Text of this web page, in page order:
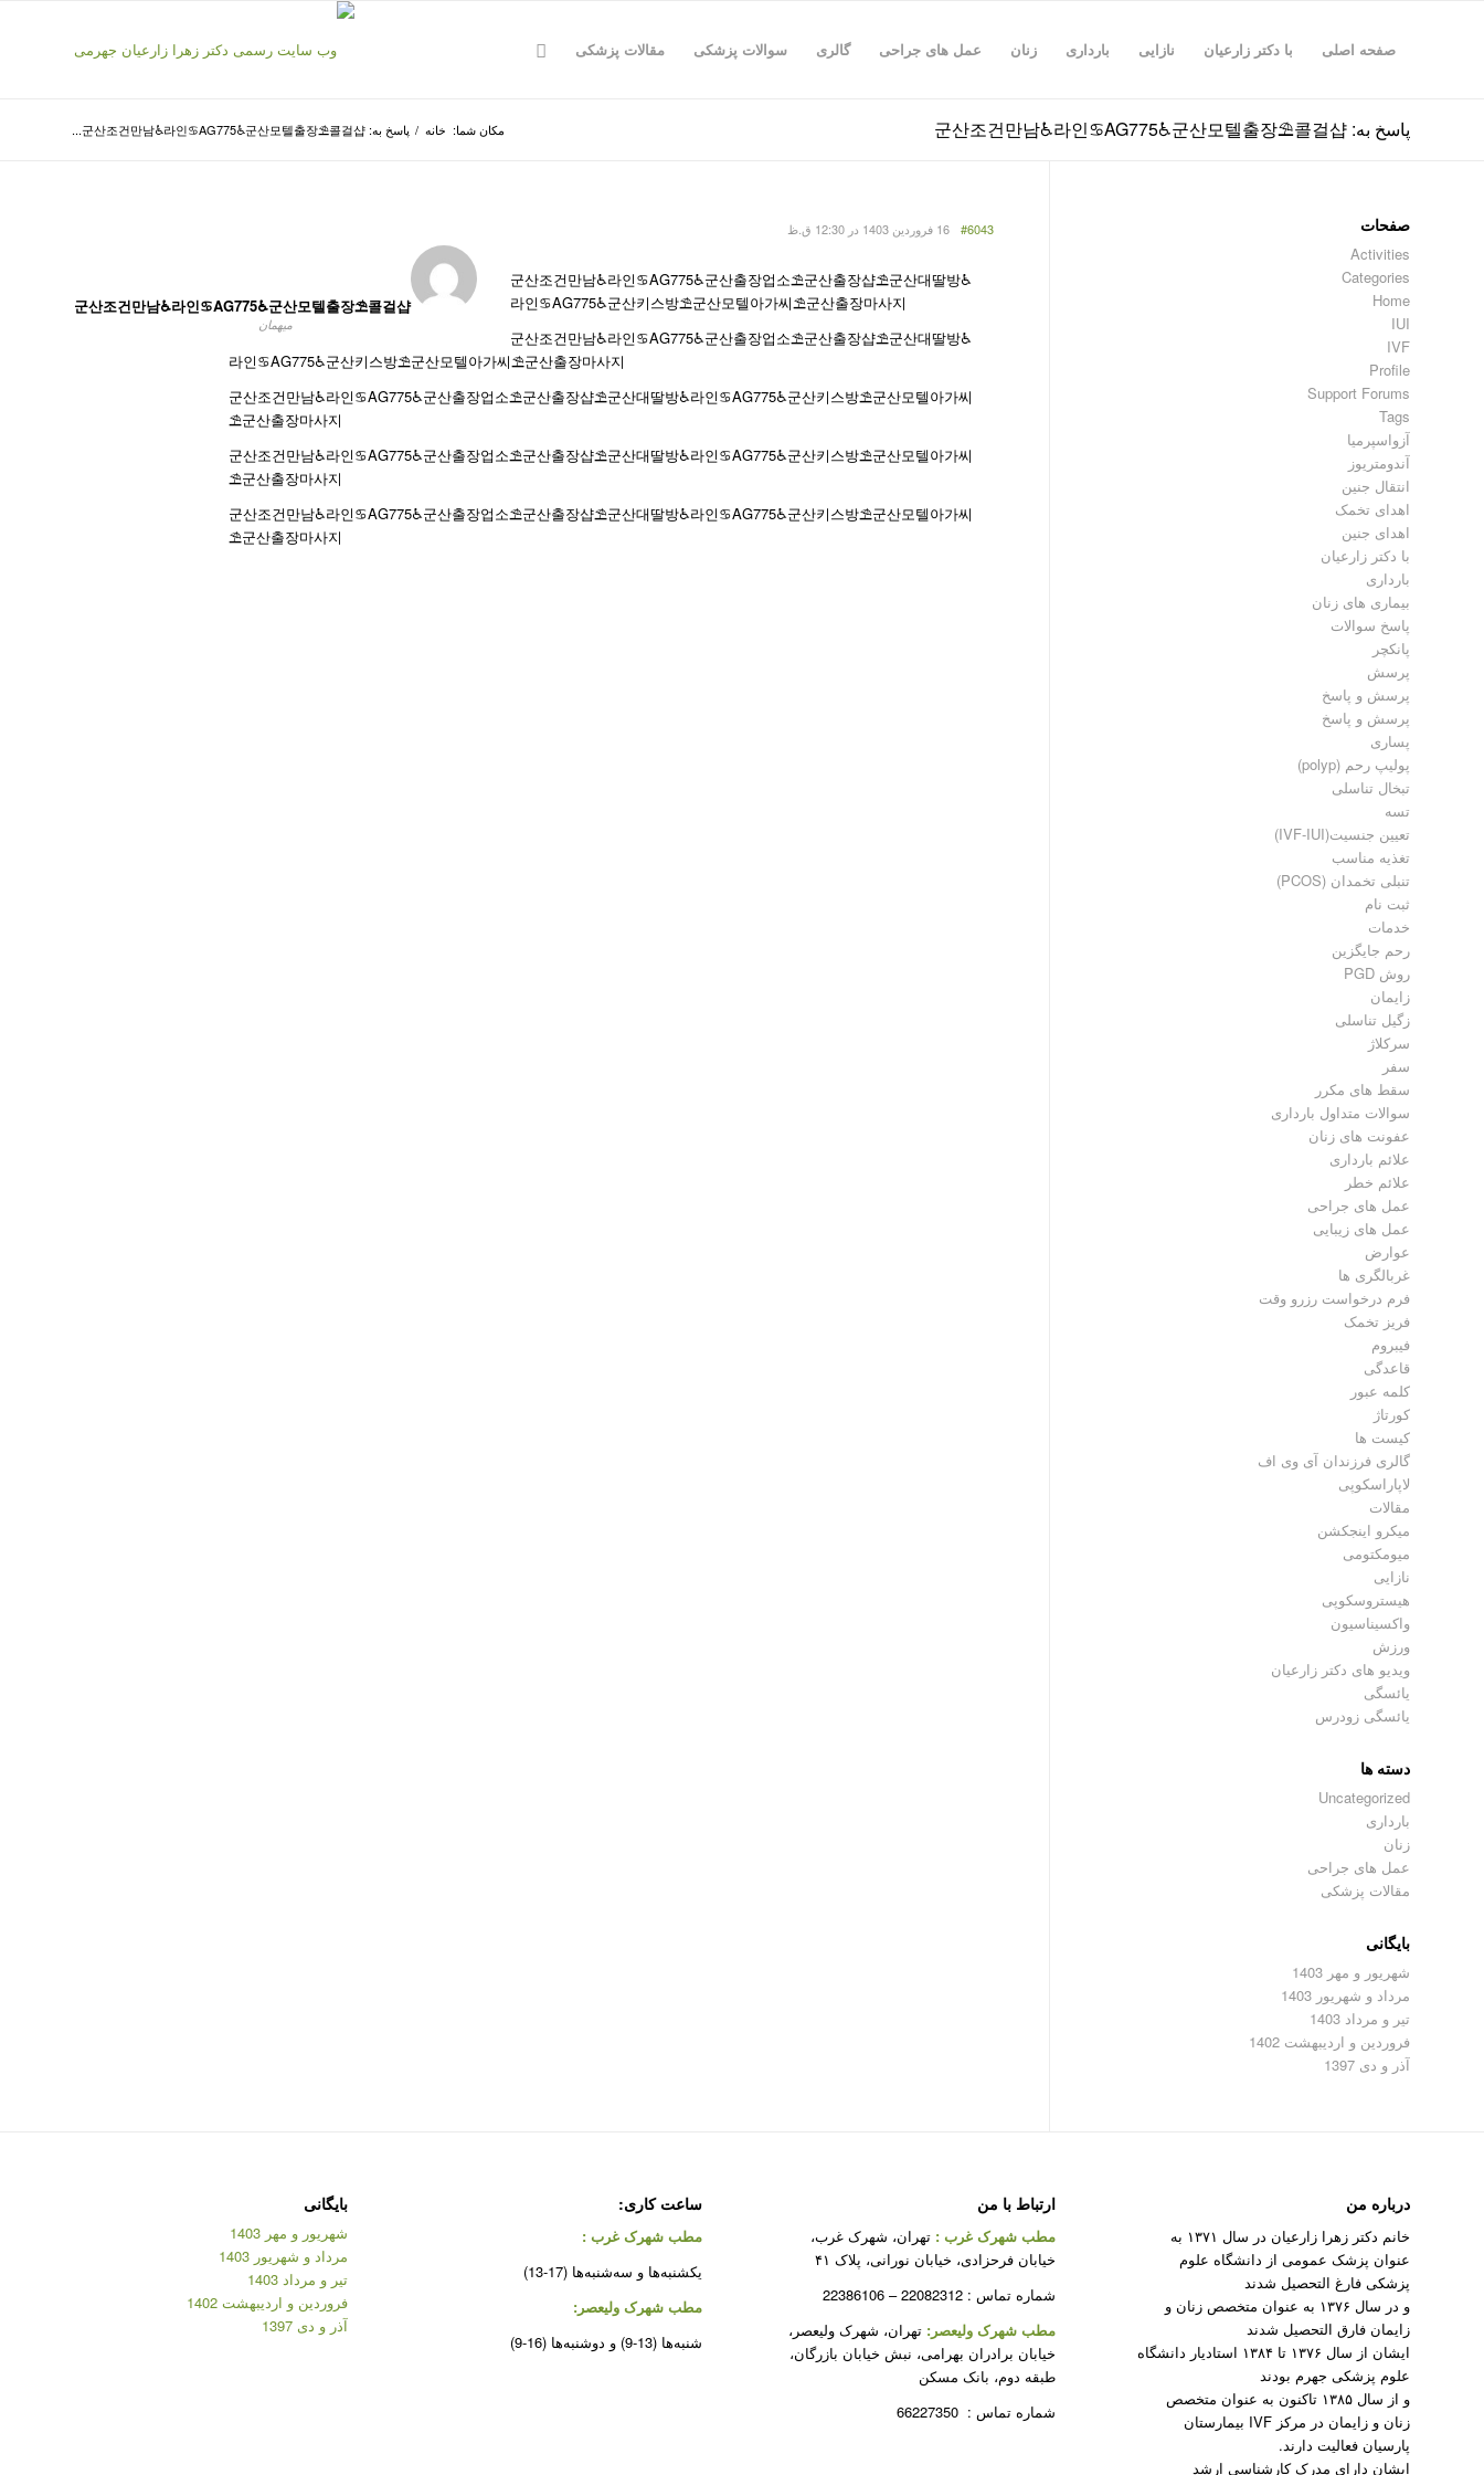
صفحه اصلی با دکتر زارعیان نازایی بارداری زنان عمل های جراحی گالری سوالات پزشکی مقالات پزشکی
پاسخ به: 군산조건만남♿라인♋AG775♿군산모텔출장⛱️콜걸샵 مکان شما: خانه / پاسخ به: 군산조건만남♿라인♋AG775♿군산모텔출장⛱️콜걸샵...
16 فروردین 1403 در 12:30 ق.ظ #6043
군산조건만남♿라인♋AG775♿군산모텔출장⛱️콜걸샵
میهمان
군산조건만남♿라인♋AG775♿군산출장업소⛱️군산출장샵⛱️군산대딸방♿
라인♋AG775♿군산키스방⛱️군산모텔아가씨⛱️군산출장마사지
군산조건만남♿라인♋AG775♿군산출장업소⛱️군산출장샵⛱️군산대딸방♿
라인♋AG775♿군산키스방⛱️군산모텔아가씨⛱️군산출장마사지
군산조건만남♿라인♋AG775♿군산출장업소⛱️군산출장샵⛱️군산대딸방♿라인♋AG775♿군산키스방⛱️군산모텔아가씨
⛱️군산출장마사지
군산조건만남♿라인♋AG775♿군산출장업소⛱️군산출장샵⛱️군산대딸방♿라인♋AG775♿군산키스방⛱️군산모텔아가씨
⛱️군산출장마사지
군산조건만남♿라인♋AG775♿군산출장업소⛱️군산출장샵⛱️군산대딸방♿라인♋AG775♿군산키스방⛱️군산모텔아가씨
⛱️군산출장마사지
صفحات
Activities
Categories
Home
IUI
IVF
Profile
Support Forums
Tags
آزواسپرمیا
آندومتریوز
انتقال جنین
اهدای تخمک
اهدای جنین
با دکتر زارعیان
بارداری
بیماری های زنان
پاسخ سوالات
پانکچر
پرسش
پرسش و پاسخ
پرسش و پاسخ
پساری
پولیپ رحم (polyp)
تبخال تناسلی
تسه
تعیین جنسیت(IVF-IUI)
تغذیه مناسب
تنبلی تخمدان (PCOS)
ثبت نام
خدمات
رحم جایگزین
روش PGD
زایمان
زگیل تناسلی
سرکلاژ
سفر
سقط های مکرر
سوالات متداول بارداری
عفونت های زنان
علائم بارداری
علائم خطر
عمل های جراحی
عمل های زیبایی
عوارض
غربالگری ها
فرم درخواست رزرو وقت
فریز تخمک
فیبروم
قاعدگی
کلمه عبور
کورتاژ
کیست ها
گالری فرزندان آی وی اف
لاپاراسکوپی
مقالات
میکرو اینجکشن
میومکتومی
نازایی
هیستروسکوپی
واکسیناسیون
ورزش
ویدیو های دکتر زارعیان
یائسگی
یائسگی زودرس
دسته ها
Uncategorized
بارداری
زنان
عمل های جراحی
مقالات پزشکی
بایگانی
شهریور و مهر 1403
مرداد و شهریور 1403
تیر و مرداد 1403
فروردین و اردیبهشت 1402
آذر و دی 1397
درباره من
خانم دکتر زهرا زارعیان در سال ۱۳۷۱ به
عنوان پزشک عمومی از دانشگاه علوم
پزشکی فارغ التحصیل شدند
و در سال ۱۳۷۶ به عنوان متخصص زنان و
زایمان فارق التحصیل شدند
ایشان از سال ۱۳۷۶ تا ۱۳۸۴ استادیار دانشگاه
علوم پزشکی جهرم بودند
و از سال ۱۳۸۵ تاکنون به عنوان متخصص
زنان و زایمان در مرکز IVF بیمارستان
پارسیان فعالیت دارند.
ایشان دارای مدرک کارشناسی ارشد
ارتباط با من
مطب شهرک غرب : تهران، شهرک غرب،
خیابان فرحزادی، خیابان نورانی، پلاک ۴۱
شماره تماس : 22082312 – 22386106
مطب شهرک ولیعصر: تهران، شهرک ولیعصر،
خیابان برادران بهرامی، نبش خیابان بازرگان،
طبقه دوم، بانک مسکن
شماره تماس : 66227350
ساعت کاری:
مطب شهرک غرب :
یکشنبه‌ها و سه‌شنبه‌ها (17-13)
مطب شهرک ولیعصر:
شنبه‌ها (13-9) و دوشنبه‌ها (16-9)
بایگانی
شهریور و مهر 1403
مرداد و شهریور 1403
تیر و مرداد 1403
فروردین و اردیبهشت 1402
آذر و دی 1397